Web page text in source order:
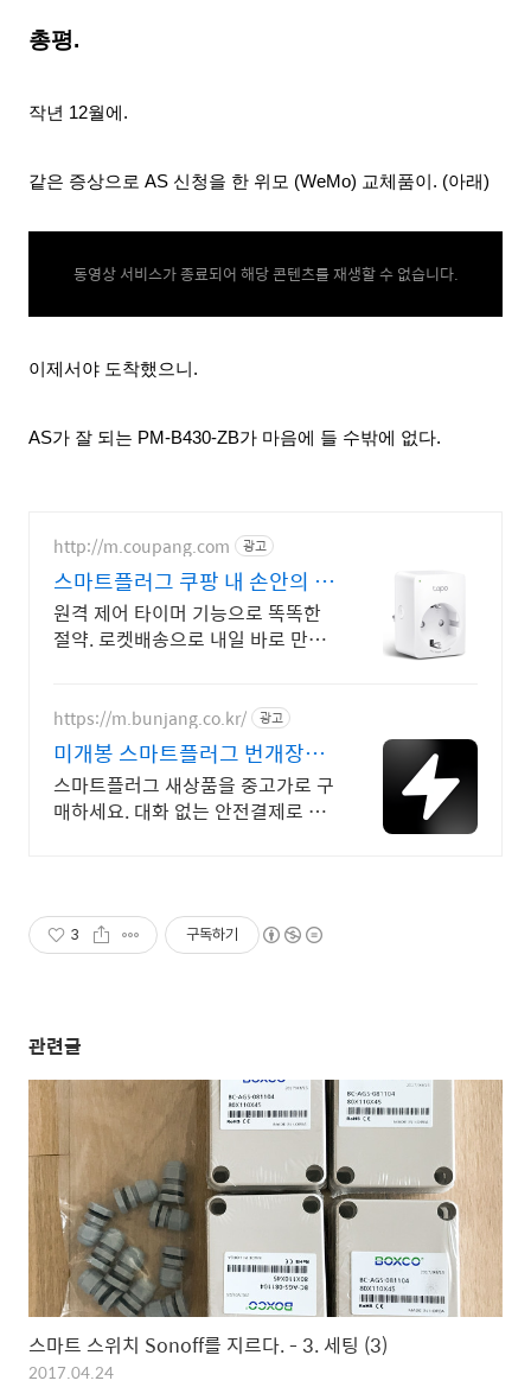
총평.
작년 12월에.
같은 증상으로 AS 신청을 한 위모 (WeMo) 교체품이. (아래)
동영상 서비스가 종료되어 해당 콘텐츠를 재생할 수 없습니다.
이제서야 도착했으니.
AS가 잘 되는 PM-B430-ZB가 마음에 들 수밖에 없다.
http://m.coupang.com 광고
스마트플러그 쿠팡 내 손안의 스
마트 플러그
원격 제어 타이머 기능으로 똑똑한
절약. 로켓배송으로 내일 바로 만나
서.
https://m.bunjang.co.kr/ 광고
미개봉 스마트플러그 번개장터
국내 최대 브랜드 중고거래
스마트플러그 새상품을 중고가로 구
매하세요. 대화 없는 안전결제로 간
3 구독하기
관련글
스마트 스위치 Sonoff를 지르다. - 3. 세팅 (3)
2017.04.24